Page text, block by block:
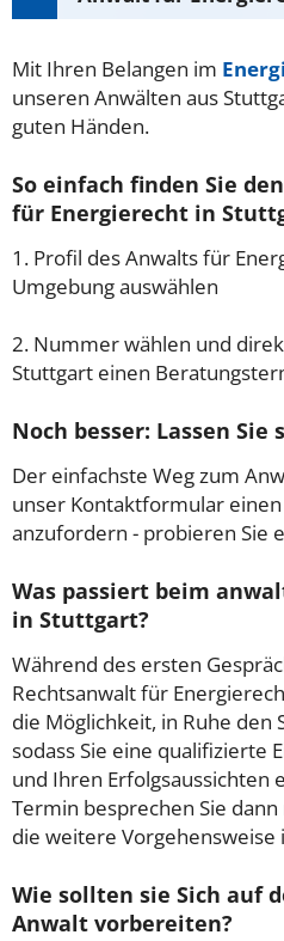
Mit Ihren Belangen im
unseren Anwälten aus
guten Händen.
So einfach finden Sie
für Energierecht in
1. Profil des Anwalts für
Umgebung auswählen
2. Nummer wählen und
Stuttgart einen
Noch besser: Lassen
Der einfachste Weg zum
unser Kontaktformular
anzufordern - probieren Sie
Was passiert beim
in Stuttgart?
Während des ersten
Rechtsanwalt für
die Möglichkeit, in Ruhe den
sodass Sie eine qualifizierte
und Ihren Erfolgsaussichten
Termin besprechen Sie
die weitere Vorgehensweise
Wie sollten sie Sich auf
Anwalt vorbereiten?